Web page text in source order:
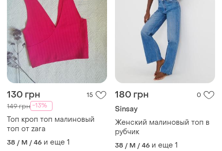
130 грн 15
149 грн -13%
Топ кроп топ малиновый
топ от zara
38 / M / 46 и еще 1
180 грн 0
Sinsay
Женский малиновый топ в
рубчик
38 / M / 46 и еще 1